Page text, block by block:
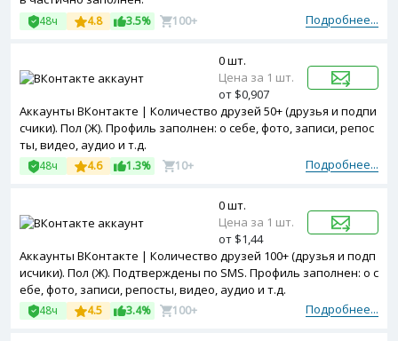
Подробнее...
48ч 4.8 3.5% 100+
Аккаунты ВКонтакте | Количество друзей 50+ (друзья и подпи
счики). Пол (Ж). Профиль заполнен: о себе, фото, записи, репос
ты, видео, аудио и т.д.
Подробнее...
48ч 4.6 1.3% 10+
0 шт.
Цена за 1 шт.
от $0,907
Аккаунты ВКонтакте | Количество друзей 100+ (друзья и подп
исчики). Пол (Ж). Подтверждены по SMS. Профиль заполнен: о с
ебе, фото, записи, репосты, видео, аудио и т.д.
Подробнее...
48ч 4.5 3.4% 100+
0 шт.
Цена за 1 шт.
от $1,44